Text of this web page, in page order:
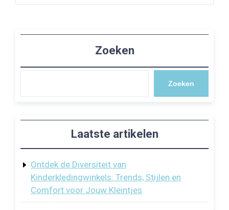
Zoeken
Zoeken
Laatste artikelen
Ontdek de Diversiteit van
Kinderkledingwinkels: Trends, Stijlen en
Comfort voor Jouw Kleintjes